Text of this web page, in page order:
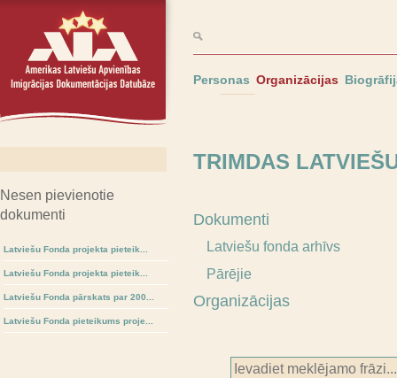
Personas Organizācijas
Nesen pievienotie
dokumenti
Latviešu Fonda projekta pieteik...
Latviešu Fonda projekta pieteik...
Latviešu Fonda pārskats par 200...
Latviešu Fonda pieteikums proje...
TRIMDAS
Dokumenti
Latviešu fonda arhīvs
Pārējie
Organizācijas